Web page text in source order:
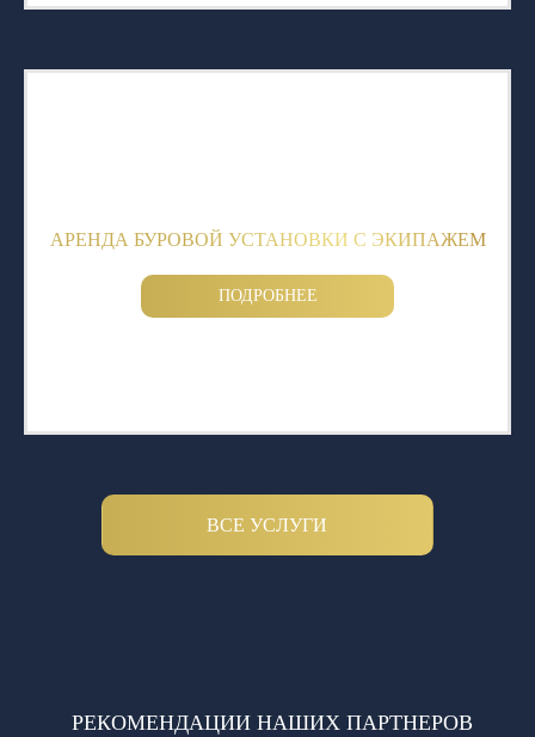
АРЕНДА БУРОВОЙ УСТАНОВКИ С ЭКИПАЖЕМ
ПОДРОБНЕЕ
ВСЕ УСЛУГИ
РЕКОМЕНДАЦИИ НАШИХ ПАРТНЕРОВ